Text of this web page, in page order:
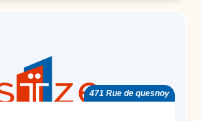
471 Rue de quesnoy